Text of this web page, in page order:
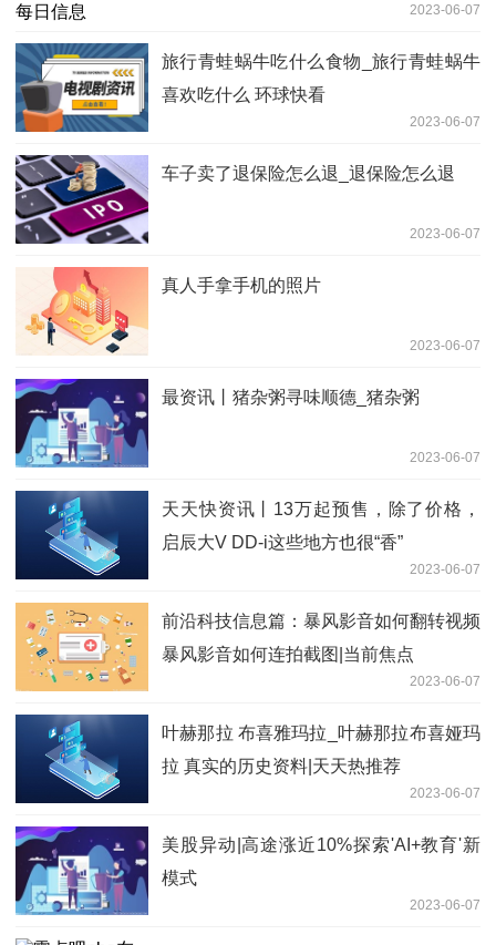
2023-06-07
旅行青蛙蜗牛吃什么食物_旅行青蛙蜗牛
喜欢吃什么 环球快看
2023-06-07
车子卖了退保险怎么退_退保险怎么退
2023-06-07
真人手拿手机的照片
2023-06-07
最资讯丨猪杂粥寻味顺德_猪杂粥
2023-06-07
天天快资讯丨13万起预售，除了价格，
启辰大V DD-i这些地方也很“香”
2023-06-07
前沿科技信息篇：暴风影音如何翻转视频
暴风影音如何连拍截图|当前焦点
2023-06-07
叶赫那拉 布喜雅玛拉_叶赫那拉布喜娅玛
拉 真实的历史资料|天天热推荐
2023-06-07
美股异动|高途涨近10%探索'AI+教育'新
模式
2023-06-07